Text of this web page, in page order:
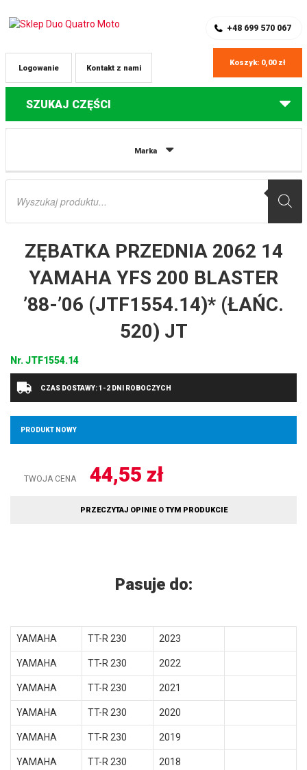
+48 699 570 067
Kontakt z nami
Logowanie
Koszyk: 0,00 zł
SZUKAJ CZĘŚCI
Marka
Wyszukiwarka
Części do quadów Yamaha
ZĘBATKA PRZEDNIA 2062 14
YAMAHA YFS 200 BLASTER
’88-’06 (JTF1554.14)* (ŁAŃC.
520) JT
Nr.JTF1554.14
CZAS DOSTAWY: 1-2 DNI ROBOCZYCH
PRODUKT NOWY
TWOJA CENA 44,55 zł
PRZECZYTAJ OPINIE O TYM PRODUKCIE
Pasuje do:
YAMAHA TT-R 230 2023
YAMAHA TT-R 230 2022
YAMAHA TT-R 230 2021
YAMAHA TT-R 230 2020
YAMAHA TT-R 230 2019
YAMAHA TT-R 230 2018